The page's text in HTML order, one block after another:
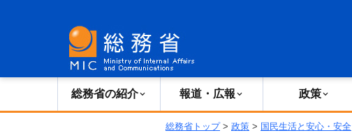
総務省の紹介 報道・広報 政策
総務省トップ> 政策 > 国民生活と安心・安全